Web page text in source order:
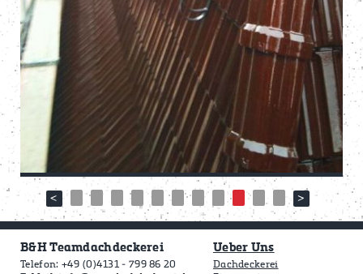
B&H Teamdachdeckerei
Telefon: +49 (0)4131 - 799 86 20
Ueber Uns
Dachdeckerei